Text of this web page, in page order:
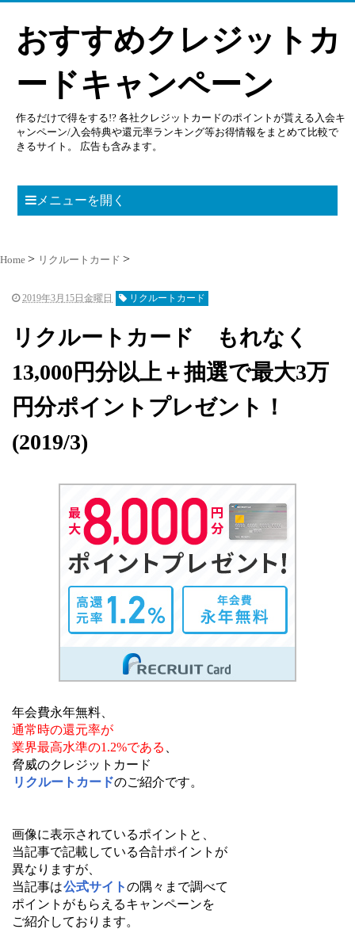
おすすめクレジットカ
ードキャンペーン
作るだけで得をする!? 各社クレジットカードのポイントが貰える入会キ
ャンペーン/入会特典や還元率ランキング等お得情報をまとめて比較で
きるサイト。 広告も含みます。
メニューを開く
Home リクルートカード
2019年3月15日金曜日 リクルートカード
リクルートカード もれなく
13,000円分以上＋抽選で最大3万
円分ポイントプレゼント！
(2019/3)
年会費永年無料、
通常時の還元率が
業界最高水準の1.2%である
脅威のクレジットカード
リクルートカードのご紹介です。
画像に表示されているポイントと、
当記事で記載している合計ポイントが
異なりますが、
当記事は公式サイトの隅々まで調べて
ポイントがもらえるキャンペーンを
ご紹介しております。